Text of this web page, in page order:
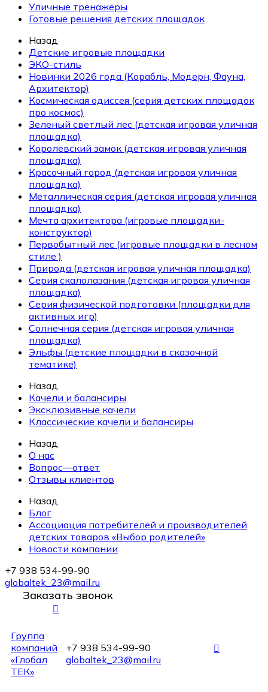
Уличные тренажеры
Готовые решения детских площадок
Назад
Детские игровые площадки
ЭКО-стиль
Новинки 2026 года (Корабль, Модерн, Фауна,
Архитектор)
Космическая одиссея (серия детских площадок
про космос)
Зеленый светлый лес (детская игровая уличная
площадка)
Королевский замок (детская игровая уличная
площадка)
Красочный город (детская игровая уличная
площадка)
Металлическая серия (детская игровая уличная
площадка)
Мечта архитектора (игровые площадки-
конструктор)
Первобытный лес (игровые площадки в лесном
стиле )
Природа (детская игровая уличная площадка)
Серия скалолазания (детская игровая уличная
площадка)
Серия физической подготовки (площадки для
активных игр)
Солнечная серия (детская игровая уличная
площадка)
Эльфы (детские площадки в сказочной
тематике)
Назад
Качели и балансиры
Эксклюзивные качели
Классические качели и балансиры
Назад
О нас
Вопрос—ответ
Отзывы клиентов
Назад
Блог
Ассоциация потребителей и производителей
детских товаров «Выбор родителей»
Новости компании
+7 938 534-99-90
globaltek_23@mail.ru
Заказать звонок
Группа
компаний
«Глобал
ТЕК»
+7 938 534-99-90
globaltek_23@mail.ru